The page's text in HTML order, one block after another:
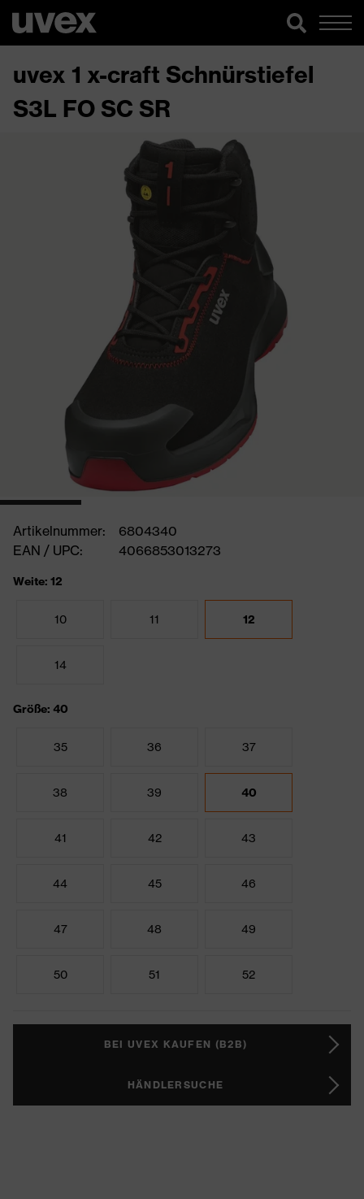
uvex 1 x-craft Schnürstiefel
S3L FO SC SR
Artikelnummer:
6804340
EAN / UPC:
4066853013273
Weite: 12
10 11 12
14
Größe: 40
35 36 37
38 39 40
41 42 43
44 45 46
47 48 49
50 51 52
BEI UVEX KAUFEN (B2B)
HÄNDLERSUCHE